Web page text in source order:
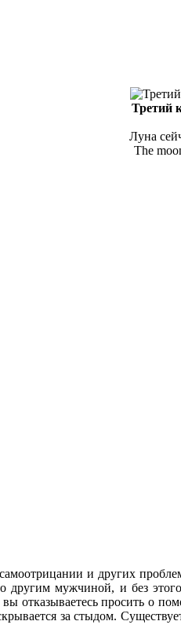
Третий
Луна
The
самоотрицании и других
мужчиной, и без
отказываетесь просить о
за стыдом.